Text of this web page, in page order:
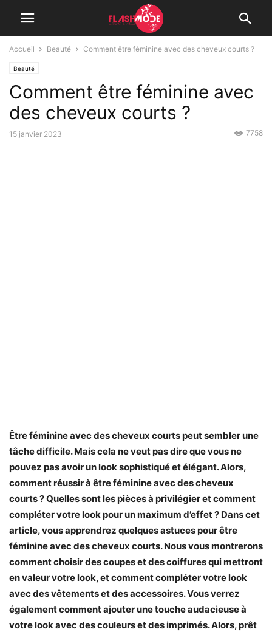
Accueil Beauté Comment être féminine avec des cheveux courts ?
Beauté
Comment être féminine avec
des cheveux courts ?
15 janvier 2023 7758
Être féminine avec des cheveux courts peut sembler une
tâche difficile.Mais cela ne veut pas dire que vous ne
pouvez pas avoir un look sophistiqué et élégant. Alors,
comment réussir à être féminine avec des cheveux
courts ? Quelles sont les pièces à privilégier et comment
compléter votre look pour un maximum d’effet ? Dans cet
article, vous apprendrez quelques astuces pour être
féminine avec des cheveux courts. Nous vous montrerons
comment choisir des coupes et des coiffures qui mettront
en valeur votre look, et comment compléter votre look
avec des vêtements et des accessoires. Vous verrez
également comment ajouter une touche audacieuse à
votre look avec des couleurs et des imprimés. Alors, prêt